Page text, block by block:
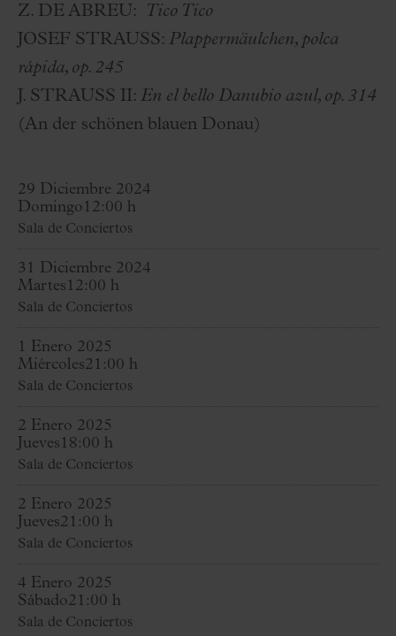
Z. DE ABREU:
Tico Tico
JOSEF STRAUSS: Plappermäulchen, polca
rápida, op. 245
J. STRAUSS II: En el bello Danubio azul, op. 314
(An der schönen blauen Donau)
29 Diciembre 2024
Domingo 12:00 h
Sala de Conciertos
31 Diciembre 2024
Martes 12:00 h
Sala de Conciertos
1 Enero 2025
Miércoles21:00 h
Sala de Conciertos
2 Enero 2025
Jueves 18:00 h
Sala de Conciertos
2 Enero 2025
Jueves21:00 h
Sala de Conciertos
4 Enero 2025
Sábado21:00 h
Sala de Conciertos